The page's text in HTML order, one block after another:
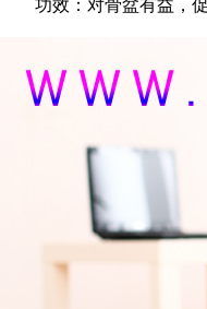
功效：对骨盆有益，促